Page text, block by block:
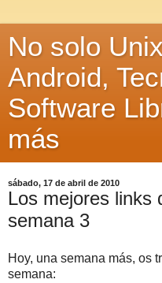
No solo
Android,
Software
más
sábado, 17 de abril de 2010
Los mejores links
semana 3
Hoy, una semana más, os
semana: